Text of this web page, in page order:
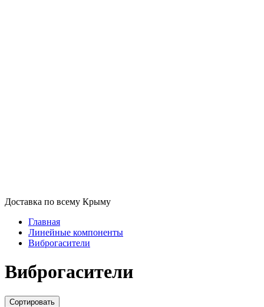
Доставка по всему Крыму
Главная
Линейные компоненты
Виброгасители
Виброгасители
Сортировать